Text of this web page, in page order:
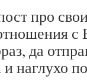
про
да
наглухо